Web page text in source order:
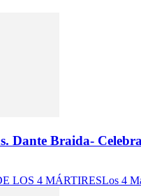
Dante Braida-
LOS 4 MÁRTIRESLos 4